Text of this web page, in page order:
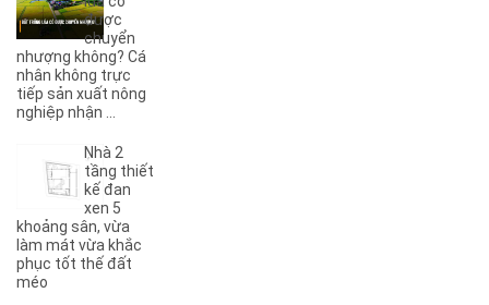
8KC(1)
9A(1)
9KC(1)
A(7)
A Dừa(5)
(7)
(3)
A12 (6)
A13(2)
A14(1)
được
chuyển
nhượng không? Cá
nhân không trực
tiếp sản xuất nông
nghiệp nhận ...
Nhà 2
tầng thiết
kế đan
xen 5
khoảng sân, vừa
làm mát vừa khắc
phục tốt thế đất
méo